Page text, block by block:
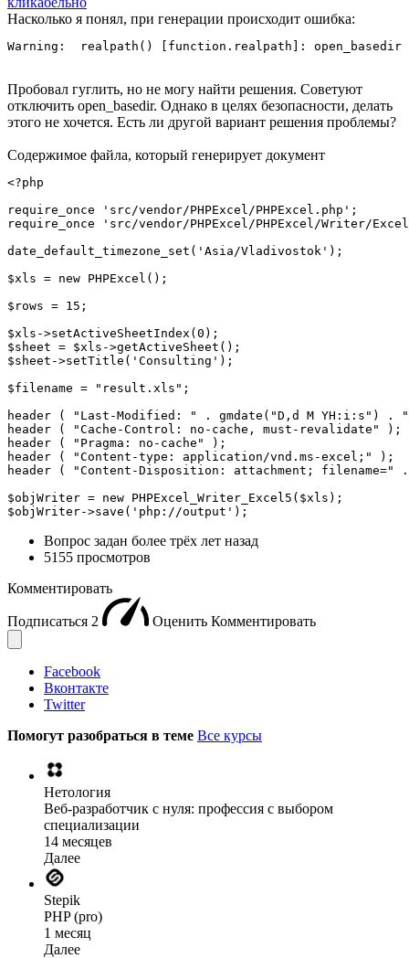
Насколько я понял, при генерации происходит ошибка:
Warning:  realpath() [function.realpath]:
Пробовал гуглить, но не могу найти решения. Советуют
отключить open_basedir. Однако в целях безопасности, делать
этого не хочется. Есть ли другой вариант решения проблемы?
Содержимое файла, который генерирует документ
<?php
require_once 'src/vendor/PHPExcel/PHPExcel.php';
require_once 'src/vendor/PHPExcel/PHPExcel/Writer/
date_default_timezone_set('Asia/Vladivostok');
$xls = new PHPExcel();
$rows = 15;
$xls->setActiveSheetIndex(0);
$sheet = $xls->getActiveSheet();
$sheet->setTitle('Consulting');
$filename = "result.xls";
header ( "Last-Modified: " . gmdate("D,d M YH:i:s") . "
header ( "Cache-Control: no-cache, must-revalidate" );
header ( "Pragma: no-cache" );
header ( "Content-type: application/vnd.ms-excel;" );
header ( "Content-Disposition: attachment; filename="
$objWriter = new PHPExcel_Writer_Excel5($xls);
$objWriter->save('php://output');
Вопрос задан более трёх лет назад
5155 просмотров
Комментировать
Подписаться 2 Оценить Комментировать
Facebook
Вконтакте
Twitter
Помогут разобраться в теме Все курсы
Нетология
Веб-разработчик с нуля: профессия с выбором
специализации
14 месяцев
Далее
Stepik
PHP (pro)
1 месяц
Далее